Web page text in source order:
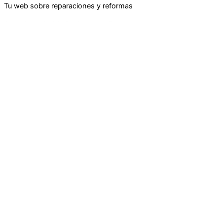
Tu web sobre reparaciones y reformas
Copyright+2026+Rhein Main.+Todos los derechos reservados